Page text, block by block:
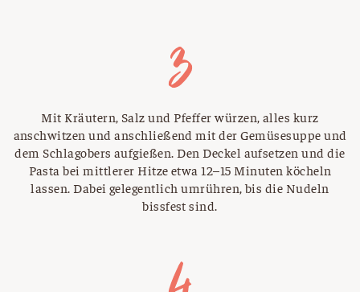
Mit Kräutern, Salz und Pfeffer würzen, alles kurz
anschwitzen und anschließend mit der Gemüsesuppe und
dem Schlagobers aufgießen. Den Deckel aufsetzen und die
Pasta bei mittlerer Hitze etwa 12–15 Minuten köcheln
lassen. Dabei gelegentlich umrühren, bis die Nudeln
bissfest sind.